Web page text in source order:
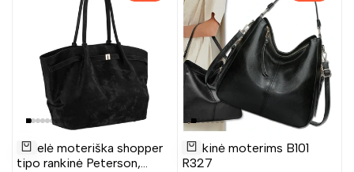
Pridėti
Į krepšelį
Didelė moteriška shopper
tipo rankinė Peterson,
Pridėti
į
Į krepšelį
Rankinė moterims B101
R327